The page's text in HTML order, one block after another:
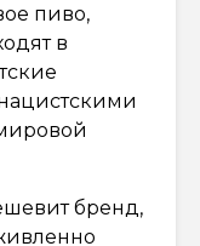
пиво,
в
бренд,